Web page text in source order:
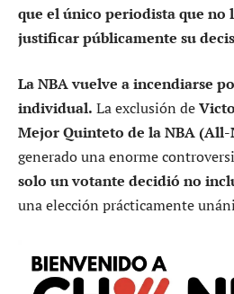
que el único periodista que no
justificar públicamente su
La NBA vuelve a incendiarse
individual. La exclusión de
Mejor Quinteto de la NBA (All-
generado una enorme
solo un votante decidió no
una elección prácticamente